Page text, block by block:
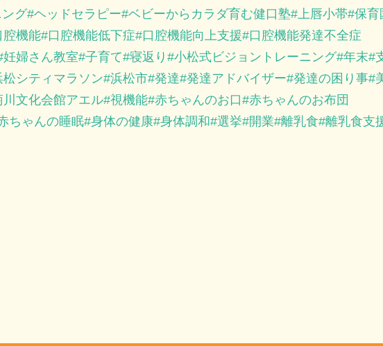
グ ヘッドセラピー ベビーからカラダ育む健口塾 上唇小帯 保育
腔機能 口腔機能低下症 口腔機能向上支援
口腔機能発達不全症
妊婦さん教室 子育て 寝返り 小松式ビジョントレーニング 年末
松シティマラソン 浜松市 発達 発達アドバイザー 発達の困り事
川文化会館アエル 視機能 赤ちゃんのお口
赤ちゃんのお布団
ちゃんの睡眠 身体の健康 身体調和 選挙 開業 離乳食 離乳食支